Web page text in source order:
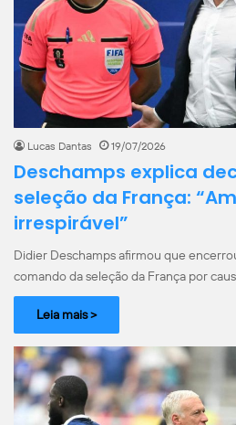
Lucas Dantas 19/07/2026
Deschamps explica
seleção da França:
irrespirável”
Didier Deschamps afirmou que
comando da seleção da França por
Leia mais >